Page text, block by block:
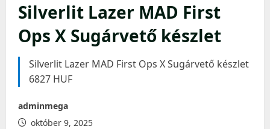
Silverlit Lazer MAD First
Ops X Sugárvető készlet
Silverlit Lazer MAD First Ops X Sugárvető készlet
6827 HUF
adminmega
október 9, 2025